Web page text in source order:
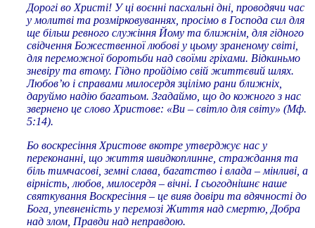
Дорогі во Христі! У ці воєнні пасхальні дні, проводячи час
у молитві та розмірковуваннях, просімо в Господа сил для
ще більш ревного служіння Йому та ближнім, для гідного
свідчення Божественної любові у цьому зраненому світі,
для переможної боротьби над своїми гріхами. Відкиньмо
зневіру та втому. Гідно пройдімо свій життєвий шлях.
Любов’ю і справами милосердя зцілімо рани ближніх,
даруймо надію багатьом. Згадаймо, що до кожного з нас
звернено це слово Христове: «Ви – світло для світу» (Мф.
5:14).
Бо воскресіння Христове вкотре утверджує нас у
переконанні, що життя швидкоплинне, страждання та
біль тимчасові, земні слава, багатство і влада – мінливі, а
вірність, любов, милосердя – вічні. І сьогоднішнє наше
святкування Воскресіння – це вияв довіри та вдячності до
Бога, упевненість у перемозі Життя над смертю, Добра
над злом, Правди над неправдою.